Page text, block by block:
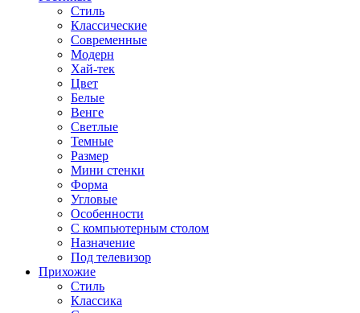
Стиль
Классические
Современные
Модерн
Хай-тек
Цвет
Белые
Венге
Светлые
Темные
Размер
Мини стенки
Форма
Угловые
Особенности
С компьютерным столом
Назначение
Под телевизор
Прихожие
Стиль
Классика